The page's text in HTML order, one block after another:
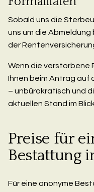
Sobald uns die
uns um die
der
Wenn die verstorbene
Ihnen beim Antrag
– unbürokratisch und
aktuellen Stand im
Preise für
Bestattung
Für eine anonyme